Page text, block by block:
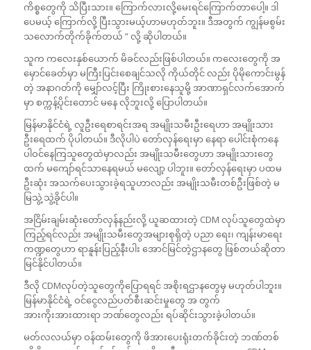
ကိစ္စတွေကို သိပြီးသား။ ကြောက်လားလို့မေးရင်ကြောက်တာပေါ့။ ဒါ
ပေမယ့် ကြောက်လို့ ပြီးသွားမယ့်ဟာမဟုတ်ဘူး။ ဒီအတွက် ကျွန်မစွမ်း
သလောက်တိုက်ခိုက်တယ် ” လို့ ဆိုပါတယ်။
သူက ကလေးနှစ်ယောက် မိခင်လည်းဖြစ်ပါတယ်။ ကလေးတွေကို အ
မှောင်ခေတ်မှာ မကြီးပြင်းစေချင်သလို ကိုယ်တိုင် လည်း ပိုမိုကောင်းမွန်
တဲ့ အနာဂတ်ကို မျှော်လင့်ပြီး ကြိုးစားနေသူမို့ အာဏာရှင်လက်အောက်
မှာ စက္ကန့်ပိုင်းတောင် မနေ လိုဘူးလို့ ပြောပါတယ်။
မြန်မာနိုင်ငံရဲ့ လူဦးရေစာရင်းအရ အမျိုးသမီးဦးရေဟာ အမျိုးသား
ဦးရေထက် ပိုပါတယ်။ ဒီလိုပါပဲ တော်လှန်ရေးမှာ နေရာ ပေါင်းစုံကနေ
ပါဝင်နေကြသူတွေထဲမှာလည်း အမျိုးသမီးတွေဟာ အမျိုးသားတွေ
ထက် မကျော်ရင်သာနေရမယ် မလျော့ ပါဘူး။ တော်လှန်ရေးမှာ ပထမ
ဦးဆုံး အသက်ပေးသွားခဲ့ရသူဟာလည်း အမျိုးသမီးတစ်ဦးဖြစ်တဲ့ မ
မြသွဲ့သွဲ့ခိုင်ပါ။
အငြိမ်းချမ်းဆုံးတော်လှန်နည်းလို့ ယူဆထားတဲ့ CDM လုပ်သူတွေထဲမှာ
ကြည့်ရင်လည်း အမျိုးသမီးတွေအများစုရှိတဲ့ ပညာ ရေး၊ ကျန်းမာရေး
ကဏ္ဍတွေဟာ ရာနူန်းပြည့်နီးပါး အောင်မြင်တဲ့ဌာနတွေ ဖြစ်တယ်ဆိုတာ
မြင်နိုင်ပါတယ်။
ဒီလို CDMလုပ်တဲ့သူတွေကိုပြောရရင် အစိုးရဌာနတွေမှ မဟုတ်ပါဘူး။
မြန်မာနိုင်ငံရဲ့ ဝင်ငွေလည်ပတ်စီးဆင်းမှုတွေ အ တွက်
အားကိုးအားထားရာ ဘဏ်တွေလည်း ရပ်ဆိုင်းသွားခဲ့ပါတယ်။
မတ်လလယ်မှာ ဝန်ထမ်းတွေကို ဖိအားပေးရုံးတက်ခိုင်းတဲ့ ဘဏ်တစ်